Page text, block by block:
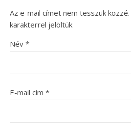
Az e-mail címet nem tesszük közzé.
karakterrel jelöltük
Név *
E-mail cím *